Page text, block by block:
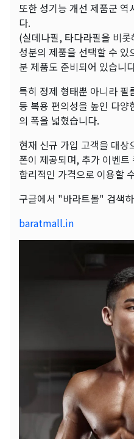
또한 성기능 개선 제품군 역
다.
(실데나필, 타다라필을 비
성분의 제품을 선택할 수 있
분 제품도 준비되어 있습니
특히 정제 형태뿐 아니라
등 복용 편의성을 높인 다양
의 폭을 넓혔습니다.
현재 신규 가입 고객을 대
폰이 제공되며, 추가 이벤
합리적인 가격으로 이용할
구글에서 "바라트몰" 검색
baratmall.in